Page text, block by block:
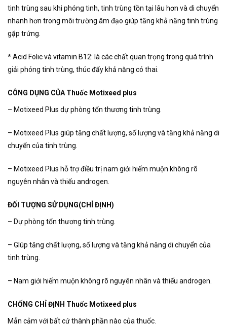
tinh trùng sau khi phóng tinh, tinh trùng tồn tại lâu hơn và di chuyển
nhanh hơn trong môi trường âm đạo giúp tăng khả năng tinh trùng
gặp trứng.
* Acid Folic và vitamin B12: là các chất quan trọng trong quá trình
giải phóng tinh trùng, thúc đẩy khả năng có thai.
CÔNG DỤNG CỦA Thuốc Motixeed plus
– Motixeed Plus dự phòng tổn thương tinh trùng.
– Motixeed Plus giúp tăng chất lượng, số lượng và tăng khả năng di
chuyển của tinh trùng.
– Motixeed Plus hỗ trợ điều trị nam giới hiếm muộn không rõ
nguyên nhân và thiếu androgen.
ĐỐI TƯỢNG SỬ DỤNG(CHỈ ĐỊNH)
– Dự phòng tổn thương tinh trùng.
– GIúp tăng chất lượng, số lượng và tăng khả năng di chuyển của
tinh trùng.
– Nam giới hiếm muộn không rõ nguyên nhân và thiếu androgen.
CHỐNG CHỈ ĐỊNH Thuốc Motixeed plus
Mẫn cảm với bất cứ thành phần nào của thuốc.